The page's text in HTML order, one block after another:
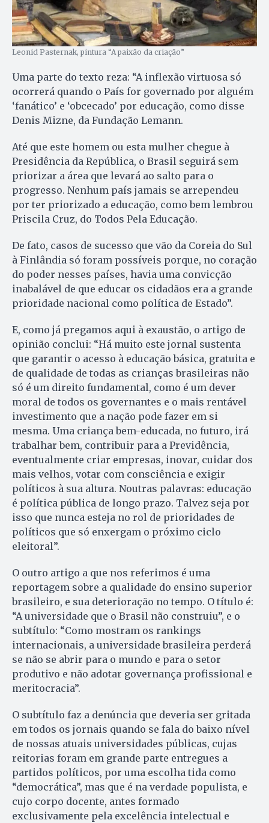
Leonid Pasternak, pintura “A paixão da criação”
Uma parte do texto reza: “A inflexão virtuosa só
ocorrerá quando o País for governado por alguém
‘fanático’ e ‘obcecado’ por educação, como disse
Denis Mizne, da Fundação Lemann.
Até que este homem ou esta mulher chegue à
Presidência da República, o Brasil seguirá sem
priorizar a área que levará ao salto para o
progresso. Nenhum país jamais se arrependeu
por ter priorizado a educação, como bem lembrou
Priscila Cruz, do Todos Pela Educação.
De fato, casos de sucesso que vão da Coreia do Sul
à Finlândia só foram possíveis porque, no coração
do poder nesses países, havia uma convicção
inabalável de que educar os cidadãos era a grande
prioridade nacional como política de Estado”.
E, como já pregamos aqui à exaustão, o artigo de
opinião conclui: “Há muito este jornal sustenta
que garantir o acesso à educação básica, gratuita e
de qualidade de todas as crianças brasileiras não
só é um direito fundamental, como é um dever
moral de todos os governantes e o mais rentável
investimento que a nação pode fazer em si
mesma. Uma criança bem-educada, no futuro, irá
trabalhar bem, contribuir para a Previdência,
eventualmente criar empresas, inovar, cuidar dos
mais velhos, votar com consciência e exigir
políticos à sua altura. Noutras palavras: educação
é política pública de longo prazo. Talvez seja por
isso que nunca esteja no rol de prioridades de
políticos que só enxergam o próximo ciclo
eleitoral”.
O outro artigo a que nos referimos é uma
reportagem sobre a qualidade do ensino superior
brasileiro, e sua deterioração no tempo. O título é:
“A universidade que o Brasil não construiu”, e o
subtítulo: “Como mostram os rankings
internacionais, a universidade brasileira perderá
se não se abrir para o mundo e para o setor
produtivo e não adotar governança profissional e
meritocracia”.
O subtítulo faz a denúncia que deveria ser gritada
em todos os jornais quando se fala do baixo nível
de nossas atuais universidades públicas, cujas
reitorias foram em grande parte entregues a
partidos políticos, por uma escolha tida como
“democrática”, mas que é na verdade populista, e
cujo corpo docente, antes formado
exclusivamente pela excelência intelectual e